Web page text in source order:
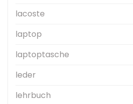
lacoste
laptop
laptoptasche
leder
lehrbuch